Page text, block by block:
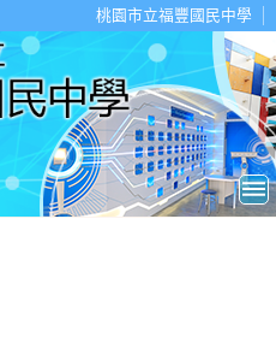
桃園市立福豐國民中學